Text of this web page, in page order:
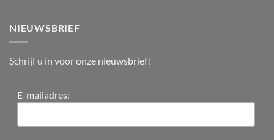
NIEUWSBRIEF
Schrijf u in voor onze nieuwsbrief!
E-mailadres: